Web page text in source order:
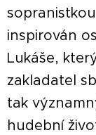
inspirován
Lukáše,
zakladatel
tak
hudební